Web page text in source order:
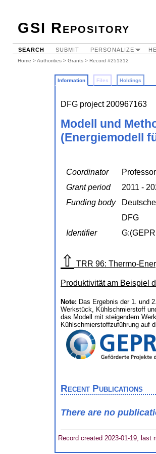
GSI Repository
SEARCH SUBMIT PERSONALIZE
Home >Authorities > Grants > Record #251312
Information Files Holdings
DFG project 200967163
Modell und
(Energiemodell
Coordinator
Grant period
2011 -
Funding body
DFG
Identifier
⇧ TRR 96: Thermo-
Produktivität am Beispiel
Note: Das Ergebnis der 1. und
Werkstück, Kühlschmierstoff
das Modell mit steigendem
Kühlschmierstoffzuführung auf
Recent Publications
There are no
Record created 2023-01-19, last